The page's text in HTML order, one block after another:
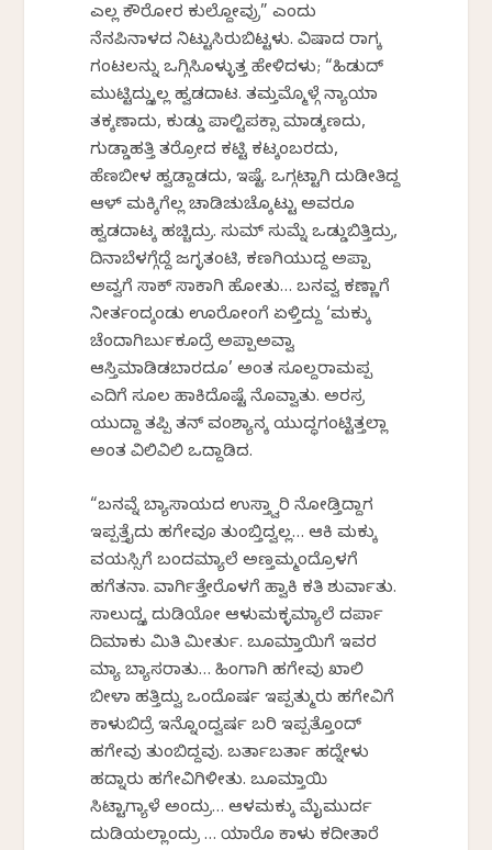
ಎಲ್ಲ ಕೌರೋರ ಕುಲ್ದೋವ್ರು” ಎಂದು
ನೆನಪಿನಾಳದ ನಿಟ್ಟುಸಿರುಬಿಟ್ಟಳು. ವಿಷಾದ ರಾಗಕ್ಕೆ
ಗಂಟಲನ್ನು ಒಗ್ಗಿಸಿಕೊಳ್ಳುತ್ತ ಹೇಳಿದಳು; “ಹಿಡುದ್
ಮುಟ್ಟಿದ್ದುಕ್ಕೆಲ್ಲ ಹ್ವಡದಾಟ. ತಮ್ತಮ್ಮೊಳ್ಗೆ ನ್ಯಾಯಾ
ತಕ್ಕಣಾದು, ಕುಡ್ಡು ಪಾಲ್ಟಿಪಕ್ಸಾ ಮಾಡ್ಕಣದು,
ಗುಡ್ಡಾಹತ್ತಿ ತರ್ರೋದ ಕಟ್ಟಿ ಕಟ್ಕಂಬರದು,
ಹೆಣಬೀಳ ಹ್ವಡ್ದಾಡದು, ಇಷ್ಟೆ. ಒಗ್ಗಟ್ಟಾಗಿ ದುಡೀತಿದ್ದ
ಆಳ್ ಮಕ್ಕಿಗೆಲ್ಲ ಚಾಡಿಚುಚ್ಕೊಟ್ಟು ಅವರೂ
ಹ್ವಡದಾಟಕ್ಕೆ ಹಚ್ಚಿದ್ರು. ಸುಮ್ ಸುಮ್ನೆ ಒಡ್ಡುಬಿತ್ತಿದ್ರು,
ದಿನಾಬೆಳಗ್ಗೆದ್ದೆ ಜಗ್ಳತಂಟಿ, ಕಣಗಿಯುದ್ದ ಅಪ್ಪಾ
ಅವ್ವಗೆ ಸಾಕ್ ಸಾಕಾಗಿ ಹೋತು… ಬನವ್ವ ಕಣ್ಣಾಗೆ
ನೀರ್ತಂದ್ಕಂಡು ಊರೋಂಗೆ ಏಳ್ತಿದ್ದು ‘ಮಕ್ಕು
ಚೆಂದಾಗಿರ್ಬುಕೂದ್ರೆ ಅಪ್ಪಾಅವ್ವಾ
ಆಸ್ತಿಮಾಡಿಡಬಾರದೂ’ ಅಂತ ಸೂಲ್ದರಾಮಪ್ಪ
ಎದಿಗೆ ಸೂಲ ಹಾಕಿದೊಷ್ಟೆ ನೊವ್ವಾತು. ಅರಸ್ರ
ಯುದ್ದಾ ತಪ್ಪಿ ತನ್ ವಂಶ್ಯಾನಕ್ಕೆ ಯುದ್ಧಗಂಟ್ಟಿತ್ತಲ್ಲಾ
ಅಂತ ವಿಲಿವಿಲಿ ಒದ್ದಾಡಿದ.
“ಬನವ್ನೆ ಬ್ಯಾಸಾಯದ ಉಸ್ತ್ವಾರಿ ನೋಡ್ತಿದ್ದಾಗ
ಇಪ್ಪತ್ತೈದು ಹಗೇವೂ ತುಂಬ್ತಿದ್ವಲ್ಲ… ಆಕಿ ಮಕ್ಕು
ವಯಸ್ಸಿಗೆ ಬಂದಮ್ಯಾಲೆ ಅಣ್ತಮ್ಮಂದ್ರೊಳಗೆ
ಹಗೆತನಾ. ವಾರ್ಗಿತ್ತೇರೊಳಗೆ ಹ್ವಾಕಿ ಕತಿ ಶುರ್ವಾತು.
ಸಾಲುದ್ದಕ್ಕೆ ದುಡಿಯೋ ಆಳುಮಕ್ಳಮ್ಯಾಲೆ ದರ್ಪಾ
ದಿಮಾಕು ಮಿತಿ ಮೀರ್ತು. ಬೂಮ್ತಾಯಿಗೆ ಇವರ
ಮ್ಯಾಕೆ ಬ್ಯಾಸರಾತು… ಹಿಂಗಾಗಿ ಹಗೇವು ಖಾಲಿ
ಬೀಳಾಕೆ ಹತ್ತಿದ್ವು ಒಂದೊರ್ಷ ಇಪ್ಪತ್ಮುರು ಹಗೇವಿಗೆ
ಕಾಳುಬಿದ್ರೆ ಇನ್ನೊಂದ್ವರ್ಷ ಬರಿ ಇಪ್ಪತ್ತೊಂದ್
ಹಗೇವು ತುಂಬಿದ್ದವು. ಬರ್ತಾಬರ್ತಾ ಹದ್ನೇಳು
ಹದ್ನಾರು ಹಗೇವಿಗಿಳೀತು. ಬೂಮ್ತಾಯಿ
ಸಿಟ್ಟಾಗ್ಯಾಳೆ ಅಂದ್ರು… ಆಳಮಕ್ಕು ಮೈಮುರ್ದ
ದುಡಿಯಲ್ಲಾಂದ್ರು … ಯಾರೊ ಕಾಳು ಕದೀತಾರೆ